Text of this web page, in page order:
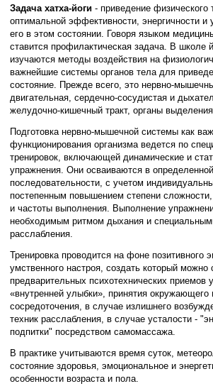
Задача хатха-йоги - приведение физического
оптимальной эффективности, энергичности и
его в этом состоянии. Говоря языком
ставится профилактическая задача. В школе
изучаются методы воздействия на
важнейшие системы органов тела для
состояние. Прежде всего, это нервно-
двигательная, сердечно-сосудистая и
желудочно-кишечный тракт, органы выделения.
Подготовка нервно-мышечной системы как
функционирования организма ведется по
тренировок, включающей динамические и
упражнения. Они осваиваются в определенной
последовательности, с учетом
постепенным повышением степени
и частоты выполнения. Выполнение
необходимым ритмом дыхания и
расслабления.
Тренировка проводится на фоне позитивного
умственного настроя, создать который
предварительных психотехнических приемов
«внутренней улыбки», принятия окружающего
сосредоточения, в случае излишнего
техник расслабления, в случае усталости -
подпитки" посредством самомассажа.
В практике учитываются время суток,
состояние здоровья, эмоциональное и
особенности возраста и пола.